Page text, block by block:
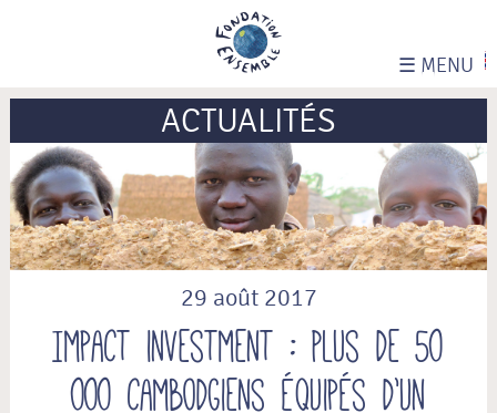
☰ MENU
ACTUALITÉS
29 août 2017
Impact investment : Plus de 50
000 cambodgiens équipés d’un